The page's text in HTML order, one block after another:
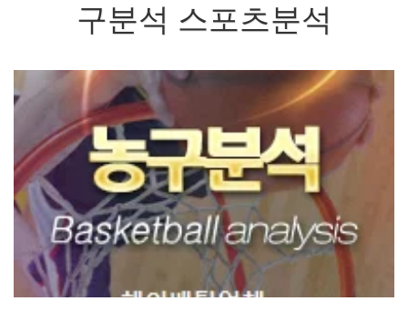
구분석 스포츠분석